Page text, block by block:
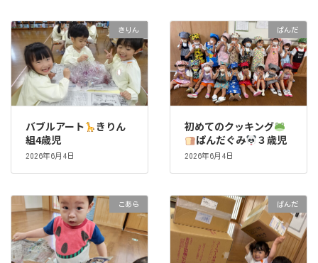
きりん
バブルアート
きりん
組4歳児
2026年6月4日
ぱんだ
初めてのクッキング
ぱんだぐみ
３歳児
2026年6月4日
こあら ぱんだ